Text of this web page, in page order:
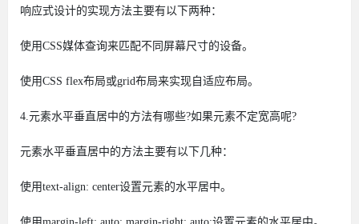
响应式设计的实现方法主要有以下两种：
使用CSS媒体查询来匹配不同屏幕尺寸的设备。
使用CSS flex布局或grid布局来实现自适应布局。
4.元素水平垂直居中的方法有哪些?如果元素不定宽高呢?
元素水平垂直居中的方法主要有以下几种：
使用text-align: center设置元素的水平居中。